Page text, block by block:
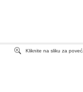
Kliknite na sliku za